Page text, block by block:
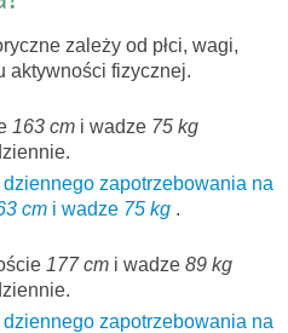
zależy od płci, wagi,
aktywności fizycznej.
163 cm i wadze 75 kg
zapotrzebowania na
cm i wadze 75 kg .
177 cm i wadze 89 kg
zapotrzebowania na